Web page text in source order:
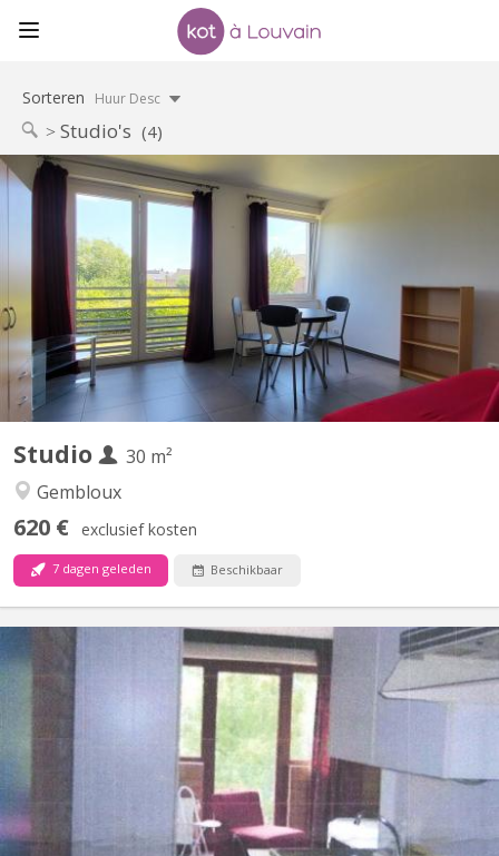
Sorteren Huur Desc
Studio's (4)
Studio
30 m²
Gembloux
620 € exclusief kosten
7 dagen geleden Beschikbaar
Situé à Gembloux (Lonzée) à 20 minutes, en voiture, de Louvain
la Neuve. Joli petit Studio à louer. Lumineux. Idéal pour personne
seule ou étudiant-e-Composé d'une pièce de vie avec cuisine
équipée (frigo et partie congélateur, four, 4 taques
vitrocéramiques, lave-vaisselle) , une salle de bain...
KV 1415
Studio meublé bien situé à 3 minutes à pied du centre de
Louvain-la-Neuve. Il se situe au deuxième étage d'un immeuble